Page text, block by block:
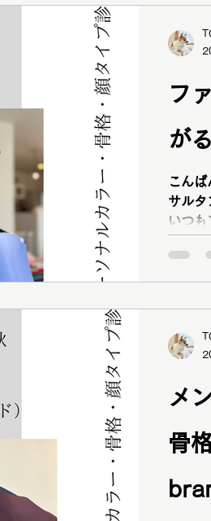
フ
が
こん
サルタ
いつも
プ診断
メ
骨